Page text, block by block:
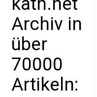
Archiv in
über
70000
Artikeln: